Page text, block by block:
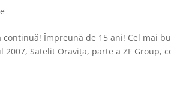
continuă! Împreună de 15 ani! Cel mai
Satelit Oravița, parte a ZF Group,